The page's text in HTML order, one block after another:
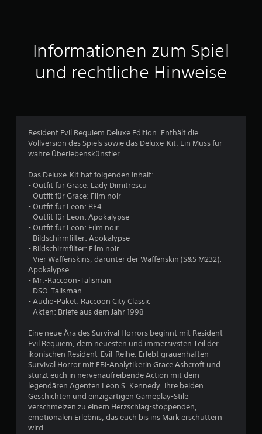
t
t
i
e
u
n
g
4
Informationen zum Spiel
und rechtliche Hinweise
Resident Evil Requiem Deluxe Edition. Enthält die
Vollversion des Spiels sowie das Deluxe-Kit. Ein Muss für
wahre Überlebenskünstler.
Das Deluxe-Kit hat folgenden Inhalt:
- Outfit für Grace: Lady Dimitrescu
- Outfit für Grace: Film noir
- Outfit für Leon: RE4
- Outfit für Leon: Apokalypse
- Outfit für Leon: Film noir
- Bildschirmfilter: Apokalypse
- Bildschirmfilter: Film noir
- Vier Waffenskins, darunter der Waffenskin (S&S M232):
Apokalypse
- Mr.-Raccoon-Talisman
- DSO-Talisman
- Audio-Paket: Raccoon City Classic
- Akten: Briefe aus dem Jahr 1998
Eine neue Ära des Survival Horrors beginnt mit Resident
Evil Requiem, dem neuesten und immersivsten Teil der
ikonischen Resident-Evil-Reihe. Erlebt grauenhaften
Survival Horror mit FBI-Analytikerin Grace Ashcroft und
stürzt euch in nervenaufreibende Action mit dem
legendären Agenten Leon S. Kennedy. Ihre beiden
Geschichten und einzigartigen Gameplay-Stile
verschmelzen zu einem Herzschlag-stoppenden,
emotionalen Erlebnis, das euch bis ins Mark erschüttern
wird.